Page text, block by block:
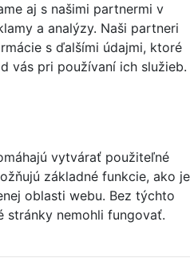
aj s našimi partnermi v
a analýzy. Naši partneri
s ďalšími údajmi, ktoré
vás pri používaní ich služieb.
vytvárať použiteľné
základné funkcie, ako je
oblasti webu. Bez týchto
stránky nemohli fungovať.